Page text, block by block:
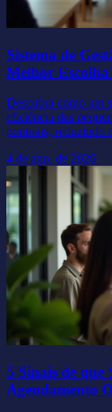
Sistema de
Melhor
Descubra como um
eficiência das
pontuais, reduzindo
4 de ago. de 2026
5 Sinais de que
Agendamento